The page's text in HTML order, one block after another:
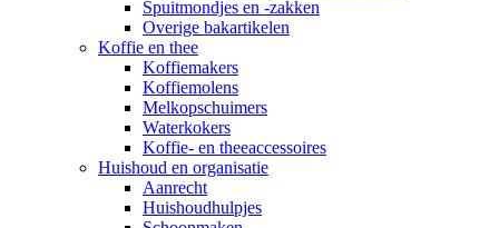
Spuitmondjes en -zakken
Overige bakartikelen
Koffie en thee
Koffiemakers
Koffiemolens
Melkopschuimers
Waterkokers
Koffie- en theeaccessoires
Huishoud en organisatie
Aanrecht
Huishoudhulpjes